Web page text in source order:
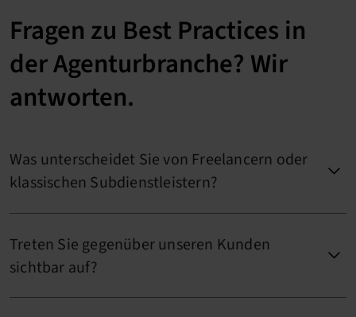
Fragen zu Best Practices in
der Agenturbranche? Wir
antworten.
Was unterscheidet Sie von Freelancern oder
klassischen Subdienstleistern?
Treten Sie gegenüber unseren Kunden
sichtbar auf?